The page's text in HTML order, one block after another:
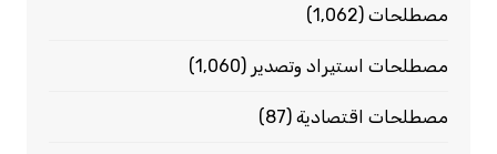
مصطلحات(1٬062)
مصطلحات استيراد وتصدير (1٬060)
مصطلحات اقتصادية(87)